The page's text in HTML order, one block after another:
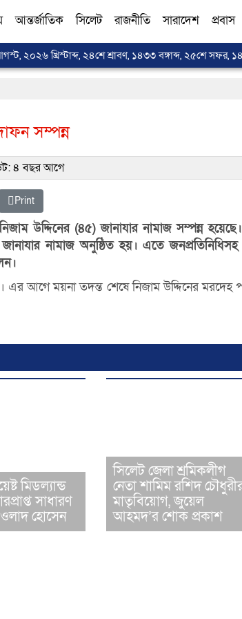
আন্তর্জাতিক সিলেট রাজনীতি সারাদেশ প্রবাস
২০২৬ খ্রিস্টাব্দ, ২৪শে শ্রাবণ, ১৪৩৩ বঙ্গাব্দ, ২৫শে সফর,
সম্পন্ন
৪ বছর আগে
Print
উদ্দিনের (৪৫) জানাযার নামাজ সম্পন্ন
নামাজ অনুষ্ঠিত হয়। এতে
এর আগে ময়না তদন্ত শেষে নিজাম উদ্দিনের মরদেহ
মিডল্যান্ড
সাধারণ
হোসেন
সিলেট জেলা শ্রমিকলীগ
নেতা শামিম রশিদ
মাতৃবিয়োগ, জুয়েল
আহমদ’র শোক প্রকাশ